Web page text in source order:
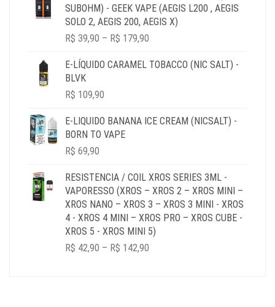
THROUGH
R$ 64,90
SUBOHM) - GEEK VAPE (AEGIS L200 , AEGIS
SOLO 2, AEGIS 200, AEGIS X)
R$ 39,90 – R$ 179,90
R$ 39,90
E-LÍQUIDO CARAMEL TOBACCO (NIC SALT) -
BLVK
R$ 109,90
E-LIQUIDO BANANA ICE CREAM (NICSALT) -
BORN TO VAPE
R$ 69,90
RESISTENCIA / COIL XROS SERIES 3ML -
VAPORESSO (XROS – XROS 2 – XROS MINI –
XROS NANO – XROS 3 – XROS 3 MINI - XROS
4 - XROS 4 MINI – XROS PRO – XROS CUBE -
XROS 5 - XROS MINI 5)
R$ 42,90 – R$ 142,90